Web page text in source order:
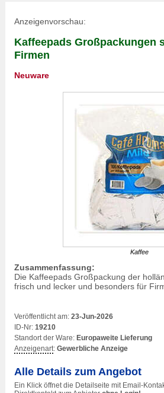
Anzeigenvorschau:
Kaffeepads Großpackungen
Firmen
Neuware
Kaffee
Zusammenfassung:
Die Kaffeepads Großpackung der
frisch und lecker und besonders für
Veröffentlicht am: 23-Jun-2026
ID-Nr: 19210
Standort der Ware: Europaweite Lieferung
Anzeigenart: Gewerbliche Anzeige
Alle Details zum Angebot
Ein Klick öffnet die Detailseite mit Email-